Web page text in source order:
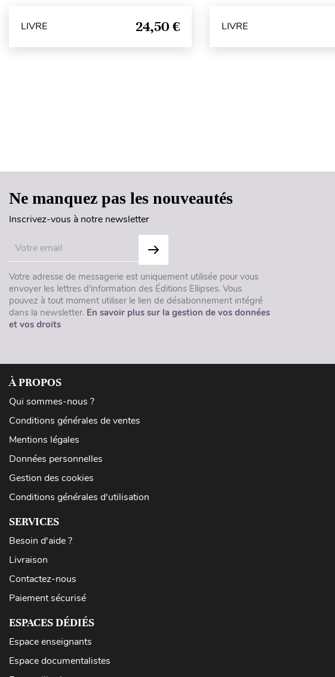
LIVRE 24,50 € LIVRE
Ne manquez pas les nouveautés
Inscrivez-vous à notre newsletter
Votre adresse de messagerie est uniquement utilisée pour vous
envoyer les lettres d'information des Éditions Ellipses. Vous
pouvez à tout moment utiliser le lien de désabonnement intégré
dans la newsletter. En savoir plus sur la gestion de vos données
et vos droits
À PROPOS
Qui sommes-nous ?
Conditions générales de ventes
Mentions légales
Données personnelles
Gestion des cookies
Conditions générales d'utilisation
SERVICES
Besoin d'aide ?
Livraison
Contactez-nous
Paiement sécurisé
ESPACES DÉDIÉS
Espace enseignants
Espace documentalistes